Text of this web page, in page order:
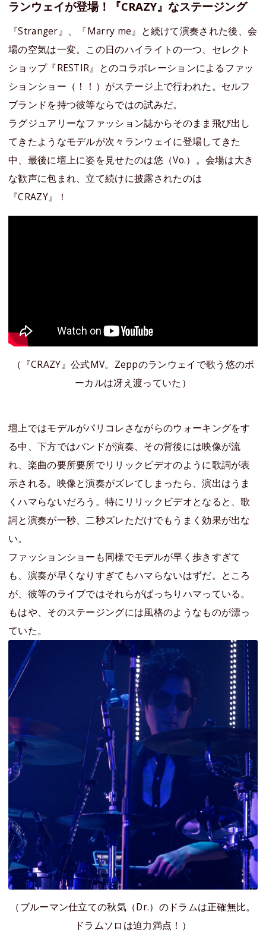
ランウェイが登場！『CRAZY』なステージング
『Stranger』、『Marry me』と続けて演奏された後、会
場の空気は一変。この日のハイライトの一つ、セレクト
ショップ『RESTIR』とのコラボレーションによるファッ
ションショー（！！）がステージ上で行われた。セルフ
ブランドを持つ彼等ならではの試みだ。
ラグジュアリーなファッション誌からそのまま飛び出し
てきたようなモデルが次々ランウェイに登場してきた
中、最後に壇上に姿を見せたのは悠（Vo.）。会場は大き
な歓声に包まれ、立て続けに披露されたのは
『CRAZY』！
（『CRAZY』公式MV。Zeppのランウェイで歌う悠のボ
ーカルは冴え渡っていた）
壇上ではモデルがパリコレさながらのウォーキングをす
る中、下方ではバンドが演奏、その背後には映像が流
れ、楽曲の要所要所でリリックビデオのように歌詞が表
示される。映像と演奏がズレてしまったら、演出はうま
くハマらないだろう。特にリリックビデオとなると、歌
詞と演奏が一秒、二秒ズレただけでもうまく効果が出な
い。
ファッションショーも同様でモデルが早く歩きすぎて
も、演奏が早くなりすぎてもハマらないはずだ。ところ
が、彼等のライブではそれらがばっちりハマっている。
もはや、そのステージングには風格のようなものが漂っ
ていた。
（ブルーマン仕立ての秋気（Dr.）のドラムは正確無比。
ドラムソロは迫力満点！）